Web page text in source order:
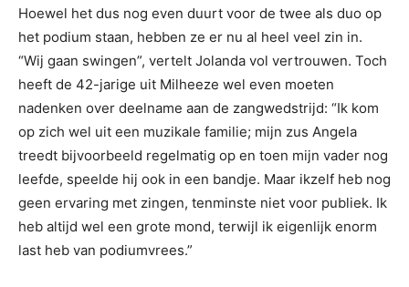
Hoewel het dus nog even duurt voor de twee als duo op
het podium staan, hebben ze er nu al heel veel zin in.
“Wij gaan swingen”, vertelt Jolanda vol vertrouwen. Toch
heeft de 42-jarige uit Milheeze wel even moeten
nadenken over deelname aan de zangwedstrijd: “Ik kom
op zich wel uit een muzikale familie; mijn zus Angela
treedt bijvoorbeeld regelmatig op en toen mijn vader nog
leefde, speelde hij ook in een bandje. Maar ikzelf heb nog
geen ervaring met zingen, tenminste niet voor publiek. Ik
heb altijd wel een grote mond, terwijl ik eigenlijk enorm
last heb van podiumvrees.”